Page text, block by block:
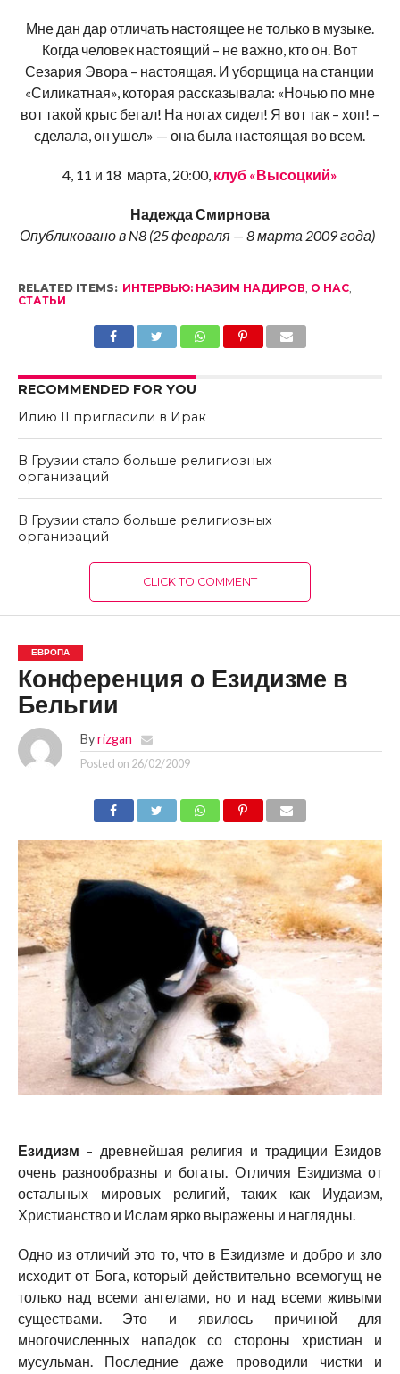
Мне дан дар отличать настоящее не только в музыке.
Когда человек настоящий – не важно, кто он. Вот
Сезария Эвора – настоящая. И уборщица на станции
«Силикатная», которая рассказывала: «Ночью по мне
вот такой крыс бегал! На ногах сидел! Я вот так – хоп! –
сделала, он ушел» — она была настоящая во всем.
4, 11 и 18 марта, 20:00, клуб «Высоцкий»
Надежда Смирнова
Опубликовано в N8 (25 февраля — 8 марта 2009 года)
RELATED ITEMS: ИНТЕРВЬЮ: НАЗИМ НАДИРОВ О НАС,
СТАТЬИ
RECOMMENDED FOR YOU
Илию II пригласили в Ирак
В Грузии стало больше религиозных
организаций
В Грузии стало больше религиозных
организаций
CLICK TO COMMENT
ЕВРОПА
Конференция о Езидизме в
Бельгии
By rizgan
Posted on 26/02/2009
Езидизм – древнейшая религия и традиции Езидов
очень разнообразны и богаты. Отличия Езидизма от
остальных мировых религий, таких как Иудаизм,
Христианство и Ислам ярко выражены и наглядны.
Одно из отличий это то, что в Езидизме и добро и зло
исходит от Бога, который действительно всемогущ не
только над всеми ангелами, но и над всеми живыми
существами. Это и явилось причиной для
многочисленных нападок со стороны христиан и
мусульман. Последние даже проводили чистки и